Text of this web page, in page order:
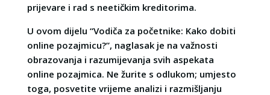
prijevare i rad s neetičkim kreditorima.
U ovom dijelu “Vodiča za početnike: Kako dobiti
online pozajmicu?”, naglasak je na važnosti
obrazovanja i razumijevanja svih aspekata
online pozajmica. Ne žurite s odlukom; umjesto
toga, posvetite vrijeme analizi i razmišljanju